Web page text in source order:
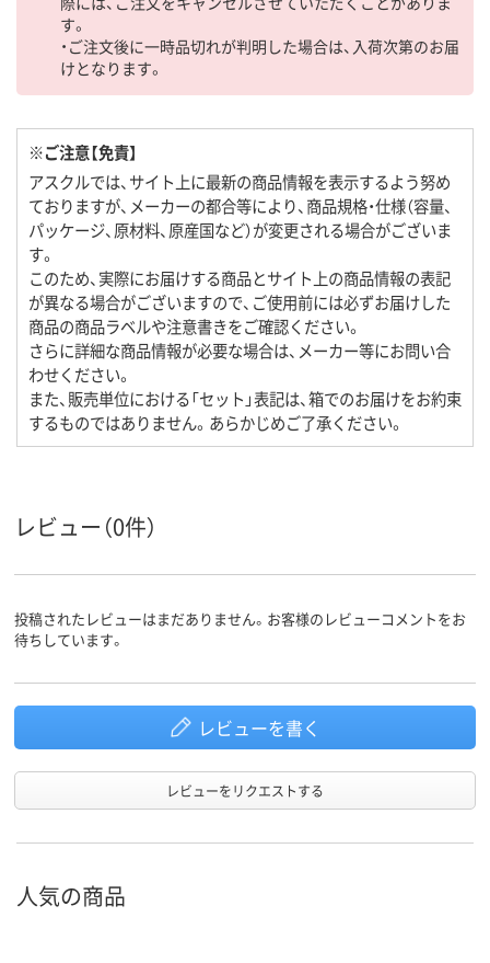
す。
・ご注文後に一時品切れが判明した場合は、入荷次第のお届
けとなります。
※ご注意【免責】
アスクルでは、サイト上に最新の商品情報を表示するよう努め
ておりますが、メーカーの都合等により、商品規格・仕様（容量、
パッケージ、原材料、原産国など）が変更される場合がございま
す。
このため、実際にお届けする商品とサイト上の商品情報の表記
が異なる場合がございますので、ご使用前には必ずお届けした
商品の商品ラベルや注意書きをご確認ください。
さらに詳細な商品情報が必要な場合は、メーカー等にお問い合
わせください。
また、販売単位における「セット」表記は、箱でのお届けをお約束
するものではありません。あらかじめご了承ください。
レビュー（0件）
投稿されたレビューはまだありません。お客様のレビューコメントをお
待ちしています。
レビューを書く
レビューをリクエストする
人気の商品